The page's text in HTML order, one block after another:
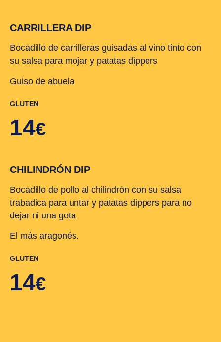
CARRILLERA DIP
Bocadillo de carrilleras guisadas al vino tinto con
su salsa para mojar y patatas dippers
Guiso de abuela
GLUTEN
14€
CHILINDRÓN DIP
Bocadillo de pollo al chilindrón con su salsa
trabadica para untar y patatas dippers para no
dejar ni una gota
El más aragonés.
GLUTEN
14€